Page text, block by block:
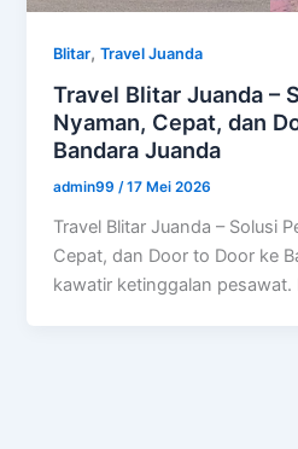
Blitar,Travel Juanda
Travel Blitar Juanda –
Nyaman, Cepat, dan
Bandara Juanda
admin99/17 Mei 2026
Travel Blitar Juanda – Solusi
Cepat, dan Door to Door ke
kawatir ketinggalan